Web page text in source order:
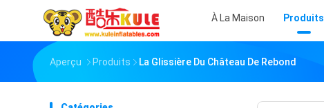
À La Maison Produits
Aperçu Produits La Glissière Du Château De Rebond